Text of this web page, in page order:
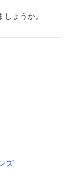
ょうか。
ズ